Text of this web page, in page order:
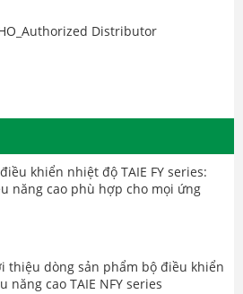
Distributor
khiển nhiệt độ TAIE FY series:
năng cao phù hợp cho mọi ứng
thiệu dòng sản phẩm bộ điều khiển
năng cao TAIE NFY series